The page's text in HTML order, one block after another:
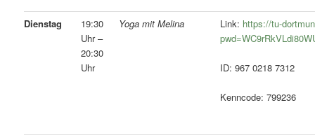
Dienstag
19:30
Uhr –
20:30
Uhr
Yoga mit Melina Link: https://tu-
ID: 967 0218 7312
Kenncode: 799236